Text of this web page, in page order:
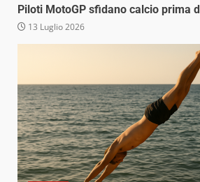
Piloti MotoGP sfidano calcio prima
13 Luglio 2026